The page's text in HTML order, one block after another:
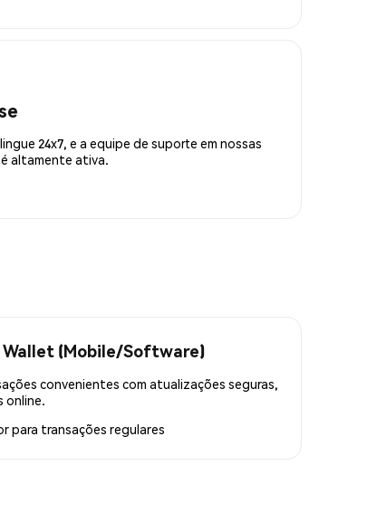
24x7, e a equipe de suporte em nossas
altamente ativa.
(Mobile/Software)
convenientes com atualizações seguras,
online.
para transações regulares